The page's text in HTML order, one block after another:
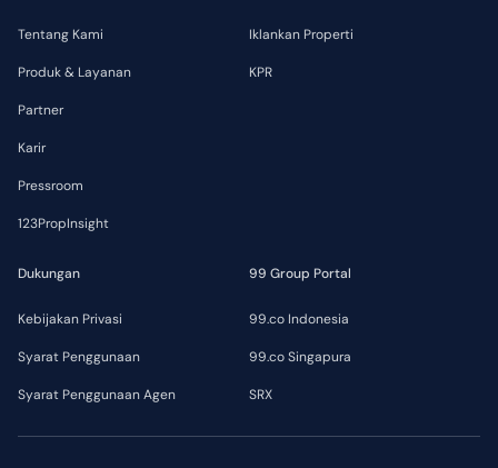
Tentang Kami
Produk & Layanan
Partner
Karir
Pressroom
123PropInsight
Iklankan Properti
KPR
Dukungan
Kebijakan Privasi
Syarat Penggunaan
Syarat Penggunaan Agen
99 Group Portal
99.co Indonesia
99.co Singapura
SRX